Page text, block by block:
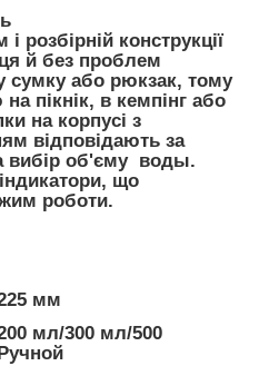
розбірній конструкції
й без проблем
сумку або рюкзак, тому
пікнік, в кемпінг або
на корпусі з
відповідають за
вибір об'єму воды.
що
роботи.
мм
мл/300 мл/500